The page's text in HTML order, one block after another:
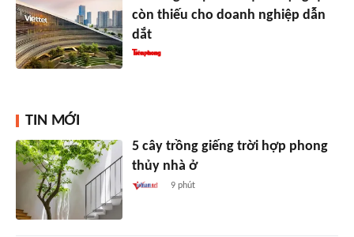
còn thiếu cho doanh nghiệp dẫn
dắt
TIN MỚI
5 cây trồng giếng trời hợp phong
thủy nhà ở
9 phút